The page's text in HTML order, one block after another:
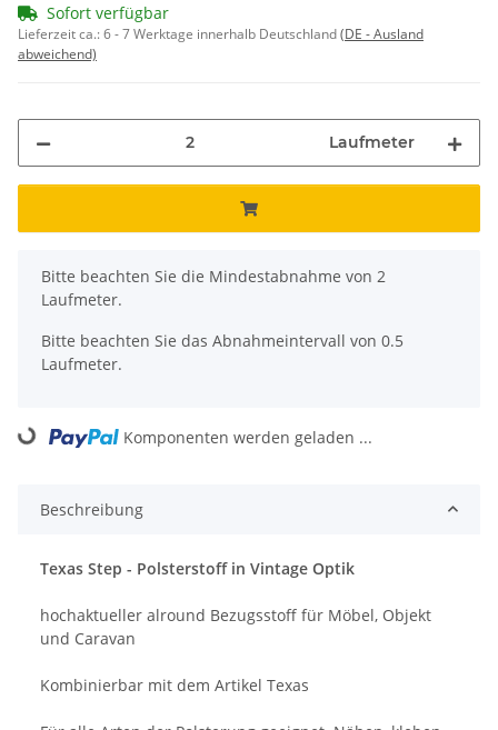
Sofort verfügbar
Lieferzeit ca.:6 - 7 Werktage innerhalb Deutschland(DE - Ausland
abweichend)
Laufmeter
x
Bitte beachten Sie die Mindestabnahme von 2
Laufmeter.
Bitte beachten Sie das Abnahmeintervall von 0.5
Laufmeter.
Komponenten werden geladen ...
Beschreibung
Texas Step - Polsterstoff in Vintage Optik
hochaktueller alround Bezugsstoff für Möbel, Objekt
und Caravan
Kombinierbar mit dem Artikel Texas